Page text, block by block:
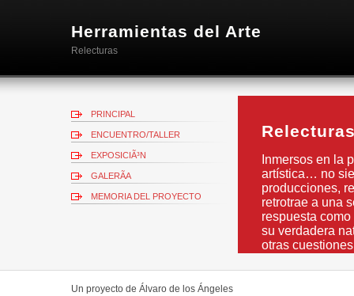
Herramientas del Arte
Relecturas
Inmersos en la
artística… no
producciones,
retrotrae a una
respuesta
su verdadera
otras
PRINCIPAL
ENCUENTRO/TALLER
EXPOSICIÃ³N
GALERÃ­A
MEMORIA DEL PROYECTO
Un proyecto de Álvaro de los Ángeles